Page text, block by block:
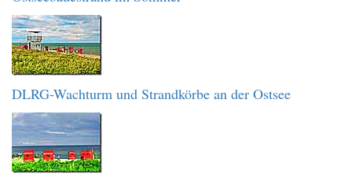
DLRG-Wachturm und Strandkörbe an der Ostsee